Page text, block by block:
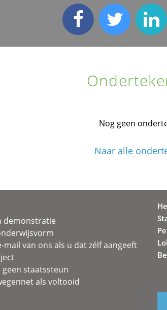
Nog geen
Naar alle
demonstratie
van ons als u dat zélf aangeeft
geen staatssteun
als voltooid